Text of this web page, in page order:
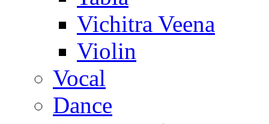
Vichitra Veena
Violin
Vocal
Dance